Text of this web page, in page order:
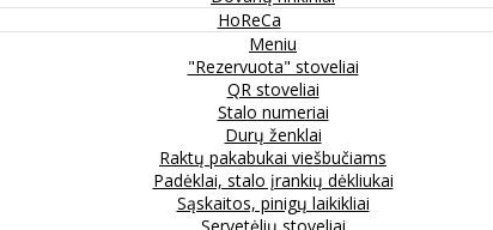
HoReCa
Meniu
"Rezervuota" stoveliai
QR stoveliai
Stalo numeriai
Durų ženklai
Raktų pakabukai viešbučiams
Padėklai, stalo įrankių dėkliukai
Sąskaitos, pinigų laikikliai
Servetėlių stoveliai